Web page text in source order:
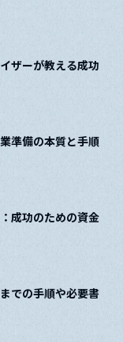
ザーが教える成功
準備の本質と手順
成功のための資金
での手順や必要書